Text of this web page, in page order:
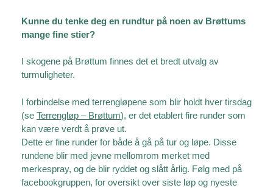
Kunne du tenke deg en rundtur på noen av Brøttums
mange fine stier?
I skogene på Brøttum finnes det et bredt utvalg av
turmuligheter.
I forbindelse med terrengløpene som blir holdt hver tirsdag
(se Terrengløp – Brøttum), er det etablert fire runder som
kan være verdt å prøve ut.
Dette er fine runder for både å gå på tur og løpe. Disse
rundene blir med jevne mellomrom merket med
merkespray, og de blir ryddet og slått årlig. Følg med på
facebookgruppen, for oversikt over siste løp og nyeste